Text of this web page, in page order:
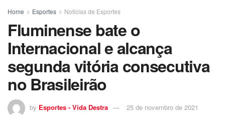
Home Esportes Notícias de Esportes
Fluminense bate o
Internacional e alcança
segunda vitória consecutiva
no Brasileirão
by Esportes - Vida Destra 25 de novembro de 2021